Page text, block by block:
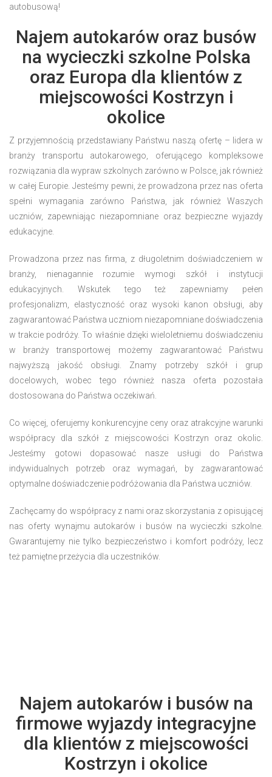
autobusową!
Najem autokarów oraz busów
na wycieczki szkolne Polska
oraz Europa dla klientów z
miejscowości Kostrzyn i
okolice
Z przyjemnością przedstawiany Państwu naszą ofertę – lidera w
branży transportu autokarowego, oferującego kompleksowe
rozwiązania dla wypraw szkolnych zarówno w Polsce, jak również
w całej Europie. Jesteśmy pewni, że prowadzona przez nas oferta
spełni wymagania zarówno Państwa, jak również Waszych
uczniów, zapewniając niezapomniane oraz bezpieczne wyjazdy
edukacyjne.
Prowadzona przez nas firma, z długoletnim doświadczeniem w
branży, nienagannie rozumie wymogi szkół i instytucji
edukacyjnych. Wskutek tego też zapewniamy pełen
profesjonalizm, elastyczność oraz wysoki kanon obsługi, aby
zagwarantować Państwa uczniom niezapomniane doświadczenia
w trakcie podróży. To właśnie dzięki wieloletniemu doświadczeniu
w branży transportowej możemy zagwarantować Państwu
najwyższą jakość obsługi. Znamy potrzeby szkół i grup
docelowych, wobec tego również nasza oferta pozostała
dostosowana do Państwa oczekiwań.
Co więcej, oferujemy konkurencyjne ceny oraz atrakcyjne warunki
współpracy dla szkół z miejscowości Kostrzyn oraz okolic.
Jesteśmy gotowi dopasować nasze usługi do Państwa
indywidualnych potrzeb oraz wymagań, by zagwarantować
optymalne doświadczenie podróżowania dla Państwa uczniów.
Zachęcamy do współpracy z nami oraz skorzystania z opisującej
nas oferty wynajmu autokarów i busów na wycieczki szkolne.
Gwarantujemy nie tylko bezpieczeństwo i komfort podróży, lecz
też pamiętne przeżycia dla uczestników.
Najem autokarów i busów na
firmowe wyjazdy integracyjne
dla klientów z miejscowości
Kostrzyn i okolice